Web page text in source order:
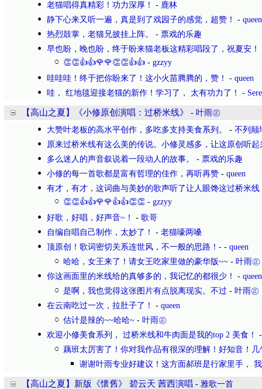
老猫唱得真精彩！功力深厚！
- 鹿林
静下心来又听一遍，真是到了戏园子的感觉，超赞！
- queen
热烈鼓掌，老猫兄披挂上阵。
- 票戏的乐趣
早也盼，晚也盼，终于盼来猫老板这精彩唱段了，祝夏安！
👏👏👍👍🌹🌹👏👏👍👍 - gzzyy
哇哇哇！终于把你盼来了！这小火苗腾腾的，赞！
- queen
哇， 红地毯迎接老猫的新作！学习了， 太有功力了！
-
【高山之夏】《小修原创演唱：过桥米线》 - 叶雨㊣
大赞叶老板的高水平创作，多吃多支持美食系列。
- 不列颠
原来过桥米线有这么美的传说。小修灵感多，让这原创听起
多么迷人的声音叙说着一段动人的故事。
- 票戏的乐趣
小修的每一首歌都是富有哲理的佳作，再听再赞 - queen
有才，有才，这词曲与美妙的歌声听了让人眼馋这过桥米线
👏👏👍👍🌹🌹👍👍👏👏 - gzzyy
好歌，好唱，好声音~！
- 歌哥
自编自唱自己制作，太妙了！
- 老猫嚎两嗓
顶原创！歌词密切关系连世风，不一般的思路！- - queen
哈哈，女王来了！请女王吃家里做的豪华版~~ - 叶雨㊣
你这画面里的米线给的真够多的，我记忆的都很少！
- queen
是啊，我也觉得这张图片有点脱离现实。不过 - 叶雨㊣
在云南吃过一次，拉肚子了！
- queen
估计是辣的~~哈哈~ - 叶雨㊣
欢迎小修美食系列， 过桥米线和牛肉面是我的top 2 美食！
藕班太厉害了！你对我作品有很深的理解！好知音！
谢谢叶雨专业好建议！这方面郝班是行家里手，
【高山之夏】新版《懷舊》 碧云天 茜西演唱 - 雅歌一首